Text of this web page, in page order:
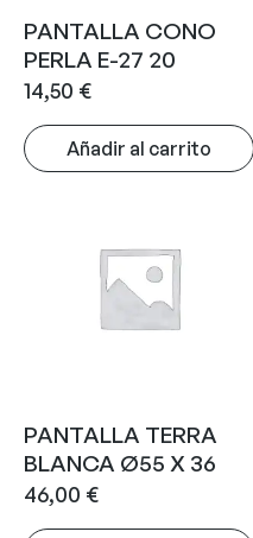
PANTALLA CONO
PERLA E-27 20
14,50 €
Añadir al carrito
PANTALLA TERRA
BLANCA Ø55 X 36
46,00 €